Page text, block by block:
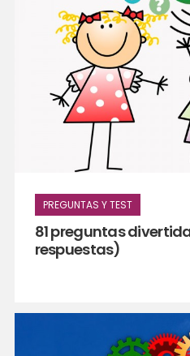
PREGUNTAS Y TEST
81 preguntas
respuestas)